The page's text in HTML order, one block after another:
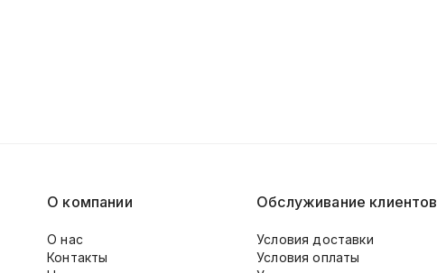
О компании
О нас
Контакты
Обслуживание клиентов
Условия доставки
Условия оплаты